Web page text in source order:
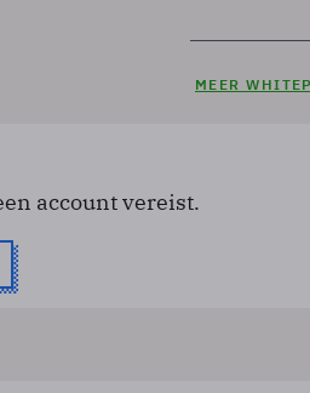
MEER
account vereist.